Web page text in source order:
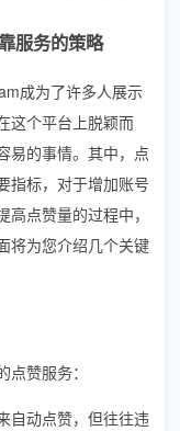
服务的策略
成为了许多人展示
这个平台上脱颖而
易的事情。其中，点
指标，对于增加账号
点赞量的过程中，
将为您介绍几个关键
赞服务：
自动点赞，但往往违